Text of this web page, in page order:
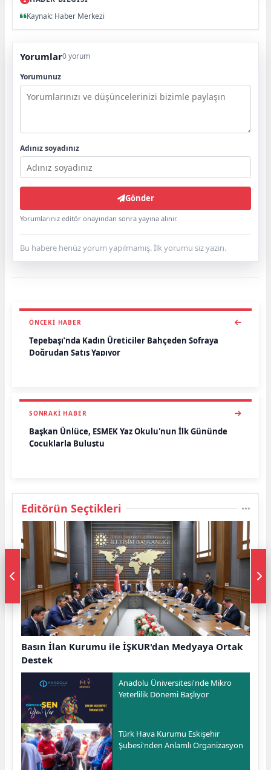
Kaynak: Haber Merkezi
Yorumlar0 yorum
Yorumunuz
Adınız soyadınız
Gönder
Yorumlarınız editör onayından sonra yayına alınır.
Bu habere henüz yorum yapılmamış. İlk yorumu siz yazın.
ÖNCEKI HABER
Tepebaşı’nda Kadın Üreticiler Bahçeden Sofraya
Doğrudan Satış Yapıyor
SONRAKI HABER
Başkan Ünlüce, ESMEK Yaz Okulu'nun İlk Gününde
Çocuklarla Buluştu
Editörün Seçtikleri
Basın İlan Kurumu ile İŞKUR'dan Medyaya Ortak
Destek
Anadolu Üniversitesi'nde Mikro
Yeterlilik Dönemi Başlıyor
Türk Hava Kurumu Eskişehir
Şubesi'nden Anlamlı Organizasyon